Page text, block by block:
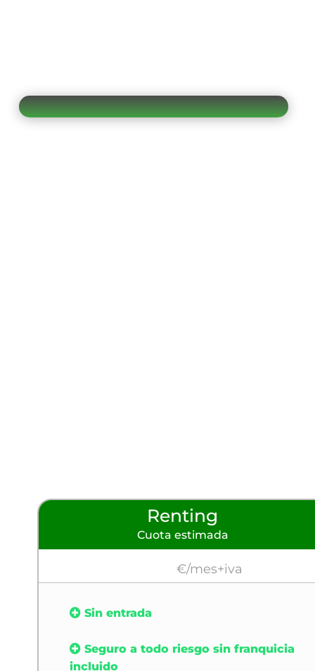
Renting
Cuota estimada
€/mes+iva
Sin entrada
Seguro a todo riesgo sin franquicia
incluido